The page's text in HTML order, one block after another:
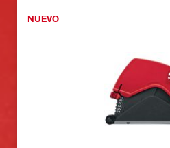
NUEVO